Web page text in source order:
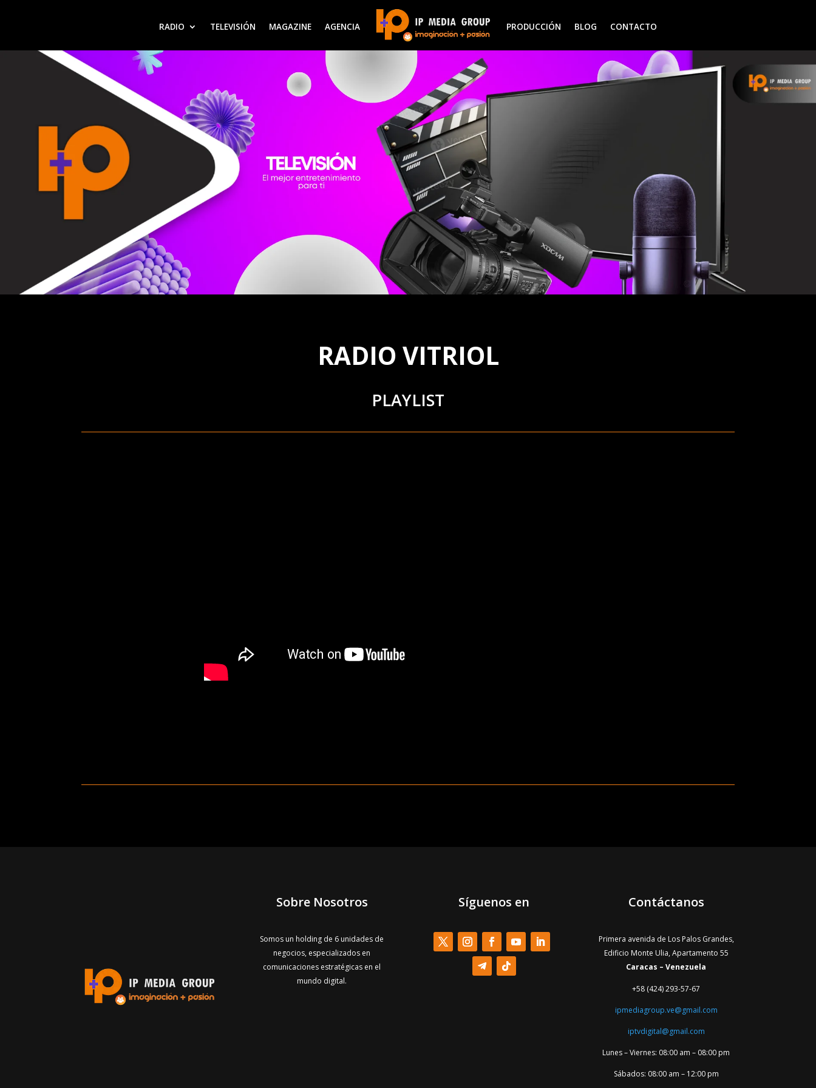
RADIO TELEVISIÓN MAGAZINE AGENCIA PRODUCCIÓN BLOG CONTACTO
RADIO VITRIOL
PLAYLIST
Sobre Nosotros
Somos un holding de 6 unidades de
negocios, especializados en
comunicaciones estratégicas en el
mundo digital.
Síguenos en Contáctanos
Primera avenida de Los Palos Grandes,
Edificio Monte Ulia, Apartamento 55
Caracas – Venezuela
+58 (424) 293-57-67
ipmediagroup.ve@gmail.com
iptvdigital@gmail.com
Lunes – Viernes: 08:00 am – 08:00 pm
Sábados: 08:00 am – 12:00 pm